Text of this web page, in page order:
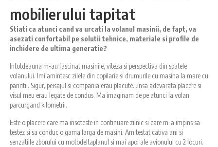
mobilierului tapitat
Stiati ca atunci cand va urcati la volanul masinii, de fapt, va
asezati confortabil pe solutii tehnice, materiale si profile de
inchidere de ultima generatie?
Intotdeauna m-au fascinat masinile, viteza si perspectiva din spatele
volanului. Imi amintesc zilele din copilarie si drumurile cu masina la mare cu
parintii. Sigur, peisajul si compania erau placute…insa adevarata placere si
visul meu erau legate de condus. Ma imaginam de pe atunci la volan,
parcurgand kilometrii.
Este o placere care ma insoteste in continuare zilnic si care m-a impins sa
testez si sa conduc o gama larga de masini. Am testat cativa ani si
senzatiile zborului cu motodeltaplanul si mai apoi ale avionului cu 2 locuri.